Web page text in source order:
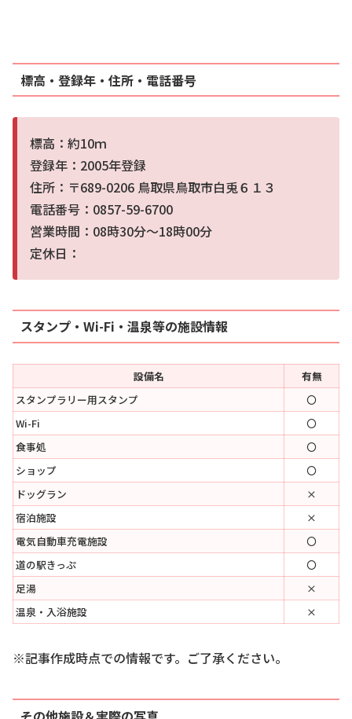
標高・登録年・住所・電話番号
標高：約10ｍ
登録年：2005年登録
住所：〒689-0206 鳥取県鳥取市白兎６１３
電話番号：0857-59-6700
営業時間：08時30分～18時00分
定休日：
スタンプ・Wi-Fi・温泉等の施設情報
設備名
有無
スタンプラリー用スタンプ
〇
Wi-Fi
〇
食事処
〇
ショップ
〇
ドッグラン
×
宿泊施設
×
電気自動車充電施設
〇
道の駅きっぷ
〇
足湯
×
温泉・入浴施設
×
※記事作成時点での情報です。ご了承ください。